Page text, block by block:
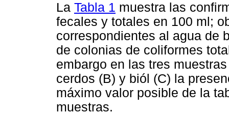
La Tabla 1 muestra las
fecales y totales en 100 ml;
correspondientes al agua de
de colonias de coliformes
embargo en las tres
cerdos (B) y biól (C) la
máximo valor posible de la
muestras.